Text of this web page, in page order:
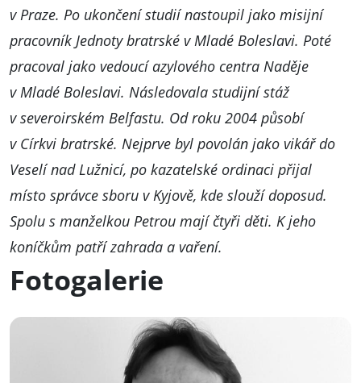
v Praze. Po ukončení studií nastoupil jako misijní
pracovník Jednoty bratrské v Mladé Boleslavi. Poté
pracoval jako vedoucí azylového centra Naděje
v Mladé Boleslavi. Následovala studijní stáž
v severoirském Belfastu. Od roku 2004 působí
v Církvi bratrské. Nejprve byl povolán jako vikář do
Veselí nad Lužnicí, po kazatelské ordinaci přijal
místo správce sboru v Kyjově, kde slouží doposud.
Spolu s manželkou Petrou mají čtyři děti. K jeho
koníčkům patří zahrada a vaření.
Fotogalerie